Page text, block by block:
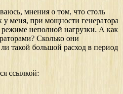
мнения о том, что столь
у меня, при мощности генератора
режиме неполной нагрузки. А как
Сколько они
такой большой расход в период
ссылкой: